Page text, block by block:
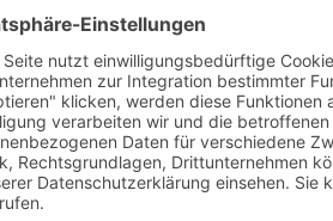
bilden wir folgende Berufe aus
für Betriebstechnik
für Wasserversorgung
für Bäderbetriebe
Schnupperpraktika für alle
2027 bieten wir noch folgende